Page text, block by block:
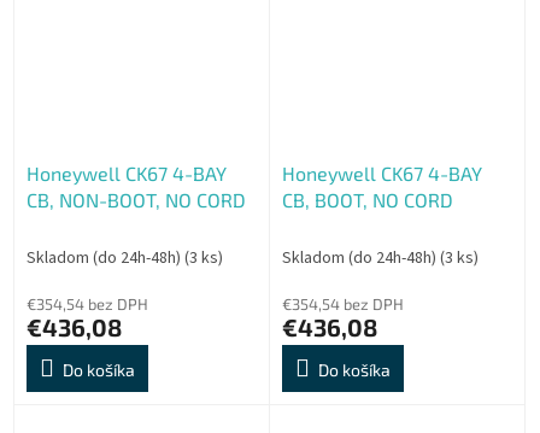
Honeywell CK67 4-BAY
CB, NON-BOOT, NO CORD
Skladom (do 24h-48h) (3 ks)
€354,54 bez DPH
€436,08
Do košíka
Honeywell CK67 4-BAY
CB, BOOT, NO CORD
Skladom (do 24h-48h) (3 ks)
€354,54 bez DPH
€436,08
Do košíka